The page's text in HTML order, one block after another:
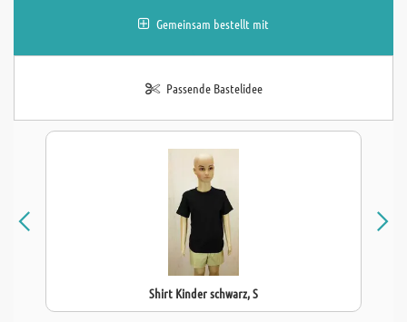
Gemeinsam bestellt mit
Passende Bastelidee
Shirt Kinder schwarz, S